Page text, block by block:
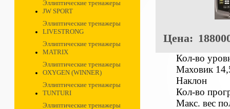
Эллиптические тренажеры
JW SPORT
Эллиптические тренажеры
LIVESTRONG
Эллиптические тренажеры
MATRIX
Эллиптические тренажеры
OXYGEN (WINNER)
Эллиптические тренажеры
TUNTURI
Эллиптические тренажеры
Цена:
Кол-во
Маховик
Наклон
Кол-во
Макс. вес